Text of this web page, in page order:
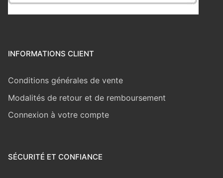
INFORMATIONS CLIENT
Conditions générales de vente
Modalités de retour et de remboursement
Connexion à votre compte
SÉCURITÉ ET CONFIANCE